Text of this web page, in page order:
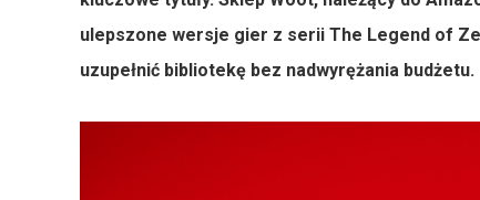
ulepszone wersje gier z serii The Legend of
uzupełnić bibliotekę bez nadwyrężania budżetu.